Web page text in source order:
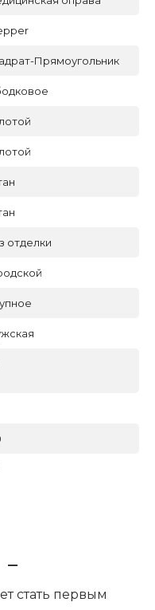
Прямоугольник
отделки
стать первым